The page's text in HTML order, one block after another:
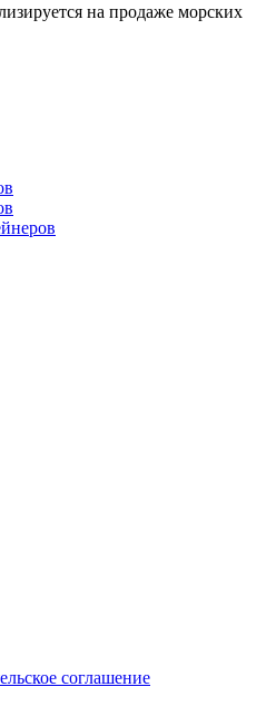
на продаже морских
соглашение